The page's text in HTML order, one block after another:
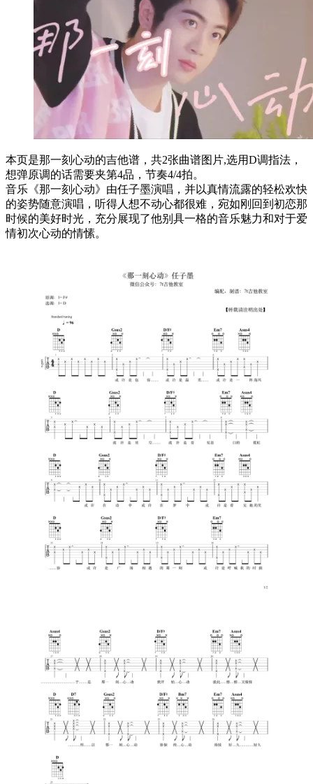
本页是那一刻心动的吉他谱，共2张曲谱图片,选用D调指法，
想弹原调的话需要夹第4品，节奏4/4拍。
音乐《那一刻心动》由任子墨演唱，并以真情流露的轻松欢快
的姿势随意演唱，听得人想不动心都很难，宛如刚回到初恋那
时候的美好时光，充分展现了他别具一格的音乐魅力和对于爱
情初次心动的情愫。